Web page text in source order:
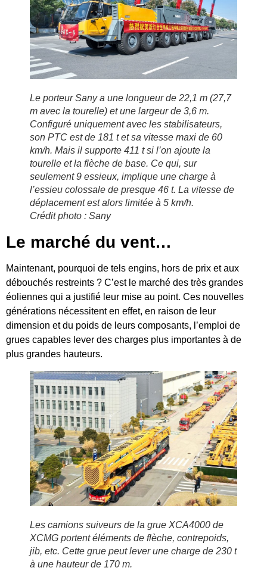
Le porteur Sany a une longueur de 22,1 m (27,7
m avec la tourelle) et une largeur de 3,6 m.
Configuré uniquement avec les stabilisateurs,
son PTC est de 181 t et sa vitesse maxi de 60
km/h. Mais il supporte 411 t si l’on ajoute la
tourelle et la flèche de base. Ce qui, sur
seulement 9 essieux, implique une charge à
l’essieu colossale de presque 46 t. La vitesse de
déplacement est alors limitée à 5 km/h.
Crédit photo : Sany
Le marché du vent…
Maintenant, pourquoi de tels engins, hors de prix et aux
débouchés restreints ? C’est le marché des très grandes
éoliennes qui a justifié leur mise au point. Ces nouvelles
générations nécessitent en effet, en raison de leur
dimension et du poids de leurs composants, l’emploi de
grues capables lever des charges plus importantes à de
plus grandes hauteurs.
Les camions suiveurs de la grue XCA4000 de
XCMG portent éléments de flèche, contrepoids,
jib, etc. Cette grue peut lever une charge de 230 t
à une hauteur de 170 m.